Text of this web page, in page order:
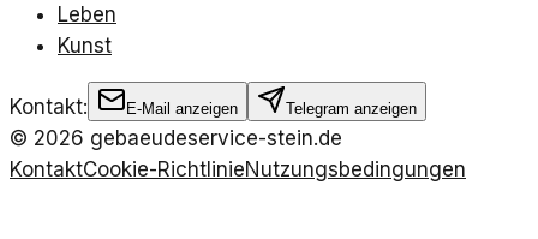
Leben
Kunst
Kontakt: E-Mail anzeigen Telegram anzeigen
© 2026 gebaeudeservice-stein.de
KontaktCookie-RichtlinieNutzungsbedingungen